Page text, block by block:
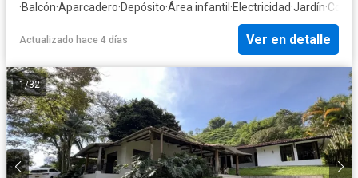
·Balcón·Aparcadero·Depósito·Área infantil ·Electricidad·Jardín·
Actualizado hace 4 días Ver en detalle
1/32